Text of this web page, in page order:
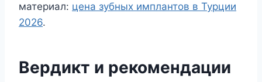
материал: цена зубных имплантов в Турции
2026.
Вердикт и рекомендации